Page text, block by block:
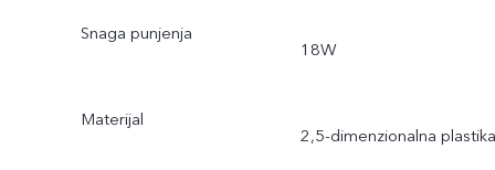
Snaga punjenja
18W
Materijal
2,5-dimenzionalna plastika